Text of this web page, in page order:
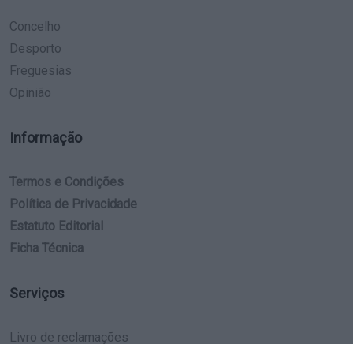
Concelho
Desporto
Freguesias
Opinião
Informação
Termos e Condições
Política de Privacidade
Estatuto Editorial
Ficha Técnica
Serviços
Livro de reclamações